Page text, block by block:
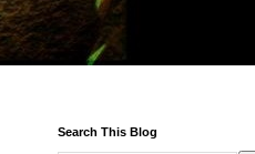
Search This Blog